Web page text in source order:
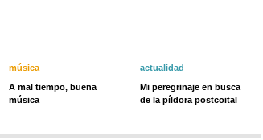
música
A mal tiempo, buena
música
actualidad
Mi peregrinaje en busca
de la píldora postcoital